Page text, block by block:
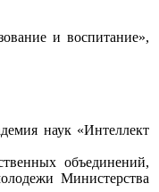
и воспитание»,
наук «Интеллект
объединений,
Министерства